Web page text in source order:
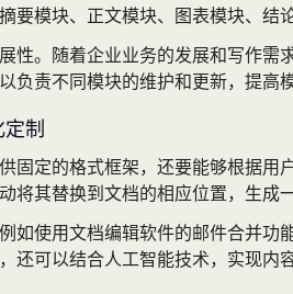
要模块、正文模块、图表模块、结
性。随着企业业务的发展和写作
负责不同模块的维护和更新，提高
制
固定的格式框架，还要能够根据
将其替换到文档的相应位置，生成
如使用文档编辑软件的邮件合并
还可以结合人工智能技术，实现内